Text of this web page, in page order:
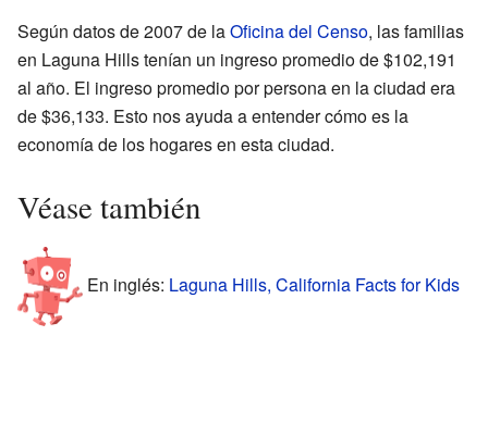
Según datos de 2007 de laOficina del Censo, las familias
en Laguna Hills tenían un ingreso promedio de $102,191
al año. El ingreso promedio por persona en la ciudad era
de $36,133. Esto nos ayuda a entender cómo es la
economía de los hogares en esta ciudad.
Véase también
En inglés: Laguna Hills, California Facts for Kids